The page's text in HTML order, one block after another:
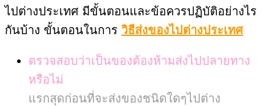
ไปต่างประเทศ มีขั้นตอนและข้อควรปฏิบัติอย่างไร
กันบ้าง ขั้นตอนในการ วิธีส่งของไปต่างประเทศ
ตรวจสอบว่าเป็นของต้องห้ามส่งไปปลายทาง
หรือไม่
แรกสุดก่อนที่จะส่งของชนิดใดๆไปต่าง